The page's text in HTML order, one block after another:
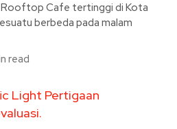
Cafe tertinggi di Kota
berbeda pada malam
read